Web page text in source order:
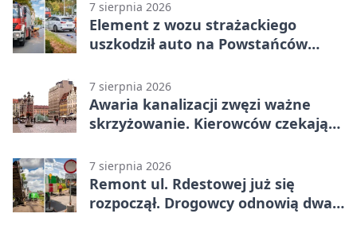
7 sierpnia 2026
Element z wozu strażackiego
uszkodził auto na Powstańców
7 sierpnia 2026
Awaria kanalizacji zwęzi ważne
skrzyżowanie. Kierowców czekają
7 sierpnia 2026
Remont ul. Rdestowej już się
rozpoczął. Drogowcy odnowią dwa